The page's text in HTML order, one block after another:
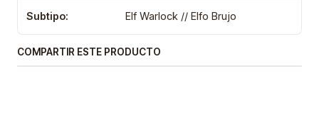
Subtipo: Elf Warlock // Elfo Brujo
COMPARTIR ESTE PRODUCTO